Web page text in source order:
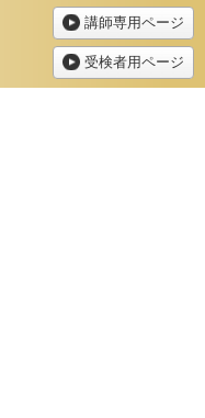
講師専用ページ
受検者用ページ